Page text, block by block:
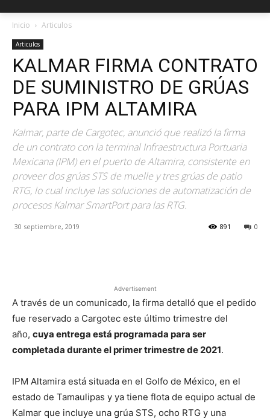
Inicio Articulos
Articulos
KALMAR FIRMA CONTRATO
DE SUMINISTRO DE GRÚAS
PARA IPM ALTAMIRA
Kalmar, parte de Cargotec, anunció que realizó la firma
de un contrato con la terminal Infraestructura Portuaria
Mexicana (IPM) en el puerto de Altamira, consistente en
proveer dos grúas STS de muelle y tres grúas de patio
RTG, lo cual incluye las soluciones de automatización de
procesos Kalmar SmartPort para las RTG.
30 septiembre, 2019 0
891
Advertisement
A través de un comunicado, la firma detalló que el pedido
fue reservado a Cargotec este último trimestre del
año, cuya entrega está programada para ser
completada durante el primer trimestre de 2021.
IPM Altamira está situada en el Golfo de México, en el
estado de Tamaulipas y ya tiene flota de equipo actual de
Kalmar que incluye una grúa STS, ocho RTG y una